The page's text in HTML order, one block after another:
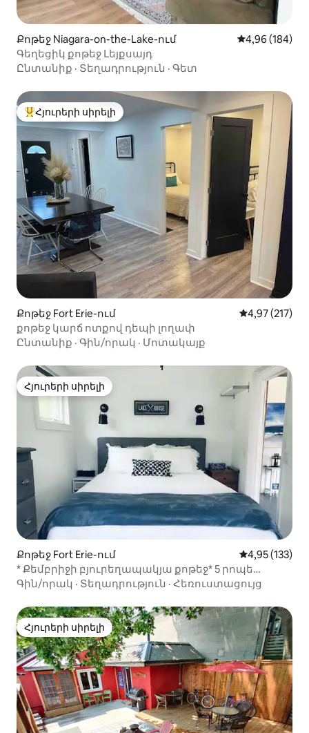
Քոթեջ Niagara-on-the-Lake-ում Միջին
4,96 (184)
Գեղեցիկ քոթեջ Լեյքսայդ
Ընտանիք · Տեղադրություն · Գետ
Հյուրերի սիրելի լավագույն տները
Հյուրերի սիրելի
Քոթեջ Fort Erie-ում Միջին
4,97 (217)
քոթեջ կարճ ոտքով դեպի լողափ
Ընտանիք · Գին/որակ · Մոտակայք
Հյուրերի սիրելի
Հյուրերի սիրելի
Քոթեջ Fort Erie-ում Միջին
4,95 (133)
* Քեմբրիջի բյուրեղապակյա քոթեջ* 5 րոպե
Ոտքով հասեք լողափ ։
Գին/որակ · Տեղադրություն · Հեռուստացույց
Հյուրերի սիրելի
Հյուրերի սիրելի